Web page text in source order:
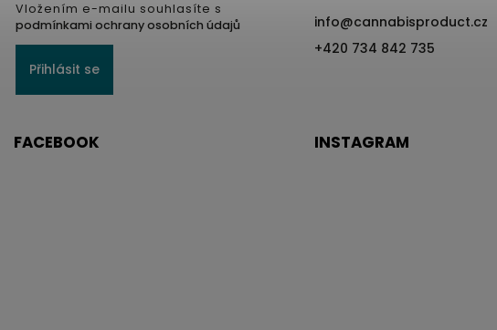
Vložením e-mailu souhlasíte s
podmínkami ochrany osobních údajů
Přihlásit se
info@cannabisproduct.cz
+420 734 842 735
FACEBOOK INSTAGRAM